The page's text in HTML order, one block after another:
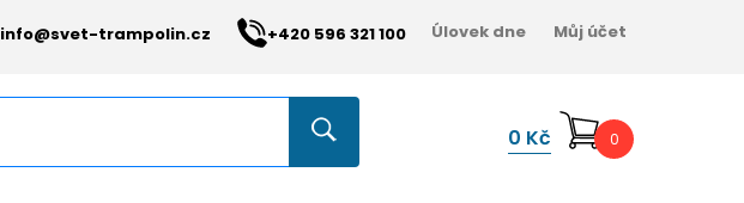
info@svet-trampolin.cz +420 596 321 100 Úlovek dne Můj účet
0 Kč 0